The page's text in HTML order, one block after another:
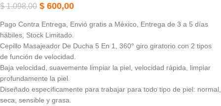
$1.098,00 $ 600,00
Pago Contra Entrega, Envió gratis a México, Entrega de 3 a 5 días
hábiles, Stock Limitado.
Cepillo Masajeador De Ducha 5 En 1, 360° giro giratorio con 2 tipos
de función de velocidad.
Baja velocidad, suavemente limpiar la piel, velocidad rápida, limpiar
profundamente la piel.
Diseñado específicamente para trabajar para todo tipo de piel: normal,
seca, sensible y grasa.